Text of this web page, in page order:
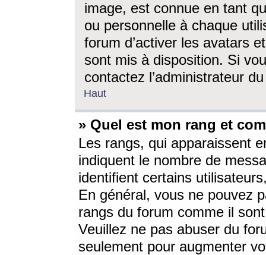
image, est connue en tant
ou personnelle à chaque
forum d’activer les avatars
sont mis à disposition. Si
contactez l’administrateur
Haut
» Quel est mon rang et
Les rangs, qui apparaissent
indiquent le nombre de
identifient certains
En général, vous ne pouvez
rangs du forum comme il
Veuillez ne pas abuser du
seulement pour augmenter